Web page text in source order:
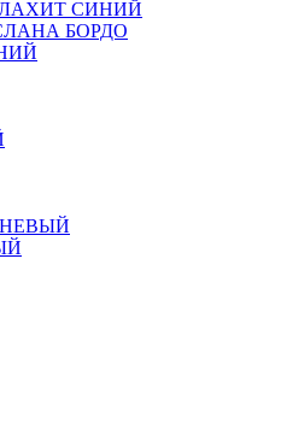
СИНИЙ
БОРДО